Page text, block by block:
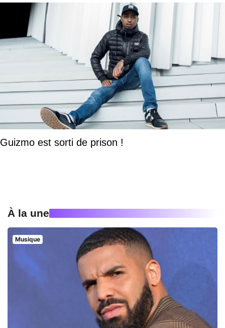
Guizmo est sorti de prison !
À la une
Musique